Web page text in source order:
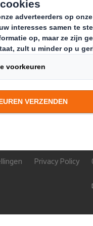
op maat
uit
Privacy Policy